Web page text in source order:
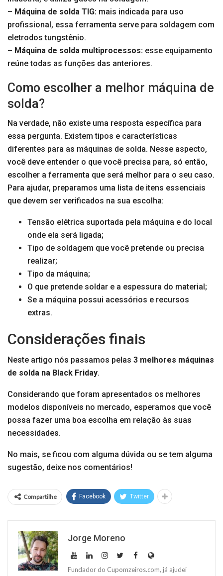
– Máquina de solda TIG: mais indicada para uso
profissional, essa ferramenta serve para soldagem com
eletrodos tungstênio.
– Máquina de solda multiprocessos: esse equipamento
reúne todas as funções das anteriores.
Como escolher a melhor máquina de
solda?
Na verdade, não existe uma resposta específica para
essa pergunta. Existem tipos e características
diferentes para as máquinas de solda. Nesse aspecto,
você deve entender o que você precisa para, só então,
escolher a ferramenta que será melhor para o seu caso.
Para ajudar, preparamos uma lista de itens essenciais
que devem ser verificados na sua escolha:
Tensão elétrica suportada pela máquina e do local
onde ela será ligada;
Tipo de soldagem que você pretende ou precisa
realizar;
Tipo da máquina;
O que pretende soldar e a espessura do material;
Se a máquina possui acessórios e recursos
extras.
Considerações finais
Neste artigo nós passamos pelas 3 melhores máquinas
de solda na Black Friday.
Considerando que foram apresentados os melhores
modelos disponíveis no mercado, esperamos que você
possa fazer uma boa escolha em relação às suas
necessidades.
No mais, se ficou com alguma dúvida ou se tem alguma
sugestão, deixe nos comentários!
Compartilhe Facebook Twitter
Jorge Moreno
Fundador do Cupomzeiros.com, já ajudei